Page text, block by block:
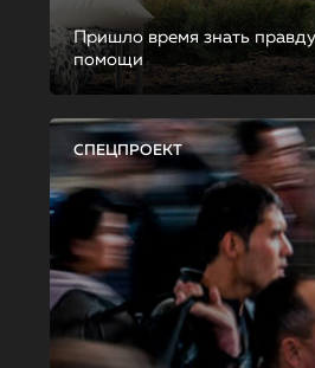
Пришло время знать
помощи
СПЕЦПРОЕКТ